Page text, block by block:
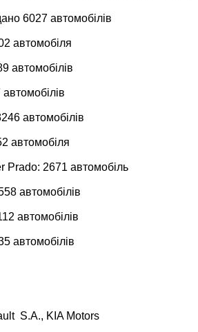
6027 автомобілів
автомобіля
автомобілів
автомобілів
автомобіля
Prado: 2671 автомобіль
автомобілів
автомобілів
автомобілів
S.A., KIA Motors